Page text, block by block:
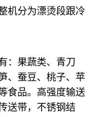
机分为漂烫段跟冷
：果蔬类、青刀
、蚕豆、桃子、苹
食品。高强度输送
送带，不锈钢结